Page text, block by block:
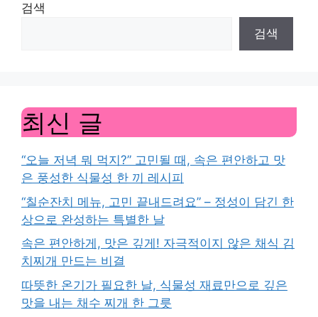
검색
검색
최신 글
“오늘 저녁 뭐 먹지?” 고민될 때, 속은 편안하고 맛
은 풍성한 식물성 한 끼 레시피
“칠순잔치 메뉴, 고민 끝내드려요” – 정성이 담긴 한
상으로 완성하는 특별한 날
속은 편안하게, 맛은 깊게! 자극적이지 않은 채식 김
치찌개 만드는 비결
따뜻한 온기가 필요한 날, 식물성 재료만으로 깊은
맛을 내는 채수 찌개 한 그릇